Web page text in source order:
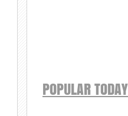
POPULAR TODAY